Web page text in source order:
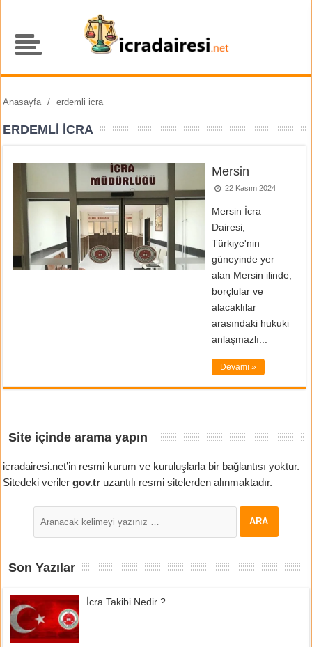
Anasayfa / erdemli icra
ERDEMLI ICRA
Mersin
22 Kasım 2024
Mersin İcra
Dairesi,
Türkiye'nin
güneyinde yer
alan Mersin ilinde,
borçlular ve
alacaklılar
arasındaki hukuki
anlaşmazlı...
Devamı »
Site içinde arama yapın
icradairesi.net’in resmi kurum ve kuruluşlarla bir bağlantısı yoktur.
Sitedeki verilergov.tr uzantılı resmi sitelerden alınmaktadır.
Son Yazılar
İcra Takibi Nedir ?